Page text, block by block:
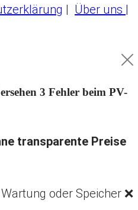
| Über uns |
3 Fehler beim PV-
transparente Preise
oder Speicher ❌